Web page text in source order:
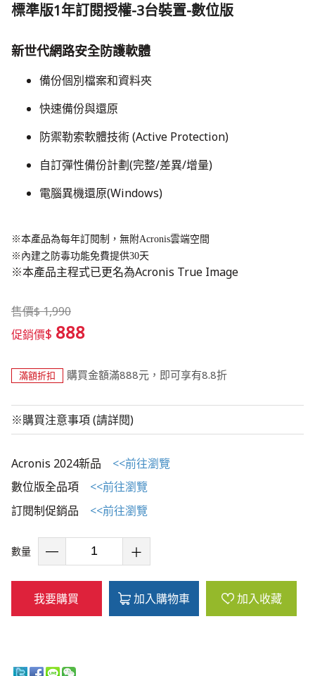
標準版1年訂閱授權-3台裝置-數位版
新世代網路安全防護軟體
備份個別檔案和資料夾
快速備份與還原
防禦勒索軟體技術 (Active Protection)
​自訂彈性備份計劃(完整/差異/增量)
​電腦異機還原(Windows)
※本產品為每年訂閱制，無附Acronis雲端空間
​※內建之防毒功能免費提供30天
※本產品主程式已更名為Acronis True Image
售價$1,990
促銷價$ 888
滿額折扣 購買金額滿888元，即可享有8.8折
※購買注意事項 (請詳閱)
Acronis 2024新品 <<前往瀏覽
數位版全品項 <<前往瀏覽
訂閱制促銷品 <<前往瀏覽
數量
我要購買 加入購物車 加入收藏